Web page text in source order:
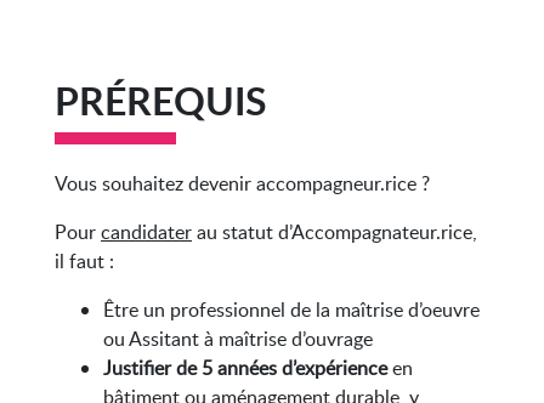
PRÉREQUIS
Vous souhaitez devenir accompagneur.rice ?
Pourcandidaterau statut d’Accompagnateur.rice,
il faut :
Être un professionnel de la maîtrise d’oeuvre
ou Assitant à maîtrise d’ouvrage
Justifier de 5 années d’expérienceen
bâtiment ou aménagement durable, y